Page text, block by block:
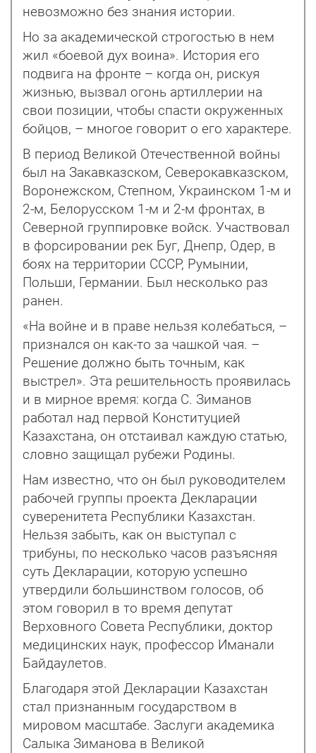
невозможно без знания истории.
Но за академической строгостью в нем
жил «боевой дух воина». История его
подвига на фронте – когда он, рискуя
жизнью, вызвал огонь артиллерии на
свои позиции, чтобы спасти окруженных
бойцов, – многое говорит о его характере.
В период Великой Отечественной войны
был на Закавказском, Северокавказском,
Воронежском, Степном, Украинском 1-м и
2-м, Белорусском 1-м и 2-м фронтах, в
Северной группировке войск. Участвовал
в форсировании рек Буг, Днепр, Одер, в
боях на территории СССР, Румынии,
Польши, Германии. Был несколько раз
ранен.
«На войне и в праве нельзя колебаться, –
признался он как-то за чашкой чая. –
Решение должно быть точным, как
выстрел». Эта решительность проявилась
и в мирное время: когда С. Зиманов
работал над первой Конституцией
Казахстана, он отстаивал каждую статью,
словно защищал рубежи Родины.
Нам известно, что он был руководителем
рабочей группы проекта Декларации
суверенитета Республики Казахстан.
Нельзя забыть, как он выступал с
трибуны, по несколько часов разъясняя
суть Декларации, которую успешно
утвердили большинством голосов, об
этом говорил в то время депутат
Верховного Совета Республики, доктор
медицинских наук, профессор Иманали
Байдаулетов.
Благодаря этой Декларации Казахстан
стал признанным государством в
мировом масштабе. Заслуги академика
Салыка Зиманова в Великой